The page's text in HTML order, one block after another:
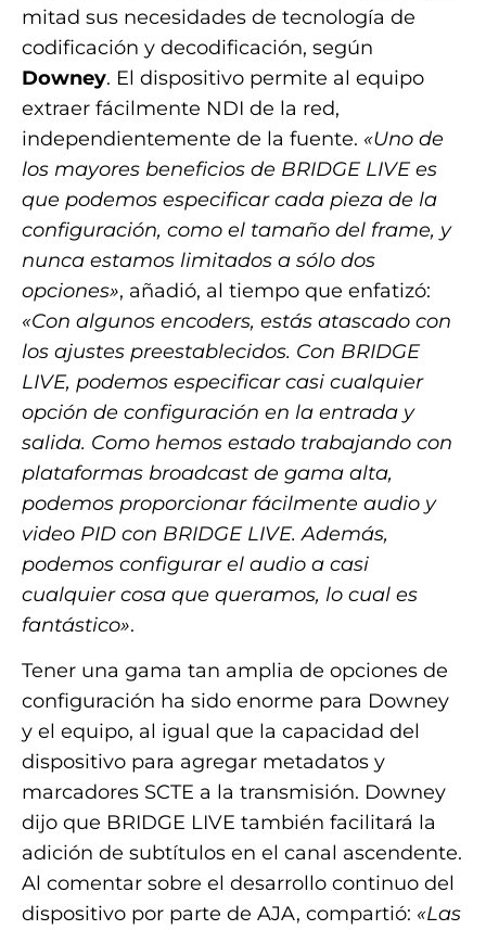
mitad sus necesidades de tecnología de
codificación y decodificación, según
Downey. El dispositivo permite al equipo
extraer fácilmente NDI de la red,
independientemente de la fuente. «Uno de
los mayores beneficios de BRIDGE LIVE es
que podemos especificar cada pieza de la
configuración, como el tamaño del frame, y
nunca estamos limitados a sólo dos
opciones», añadió, al tiempo que enfatizó:
«Con algunos encoders, estás atascado con
los ajustes preestablecidos. Con BRIDGE
LIVE, podemos especificar casi cualquier
opción de configuración en la entrada y
salida. Como hemos estado trabajando con
plataformas broadcast de gama alta,
podemos proporcionar fácilmente audio y
video PID con BRIDGE LIVE. Además,
podemos configurar el audio a casi
cualquier cosa que queramos, lo cual es
fantástico».
Tener una gama tan amplia de opciones de
configuración ha sido enorme para Downey
y el equipo, al igual que la capacidad del
dispositivo para agregar metadatos y
marcadores SCTE a la transmisión. Downey
dijo que BRIDGE LIVE también facilitará la
adición de subtítulos en el canal ascendente.
Al comentar sobre el desarrollo continuo del
dispositivo por parte de AJA, compartió: «Las